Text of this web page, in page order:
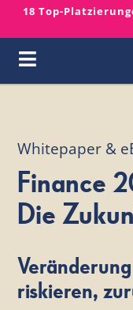
Skip
content
18 Top-
Toggle
Lösungen
Plattform
Ressourcen
Whitepaper &
Finance
Die
riskieren,